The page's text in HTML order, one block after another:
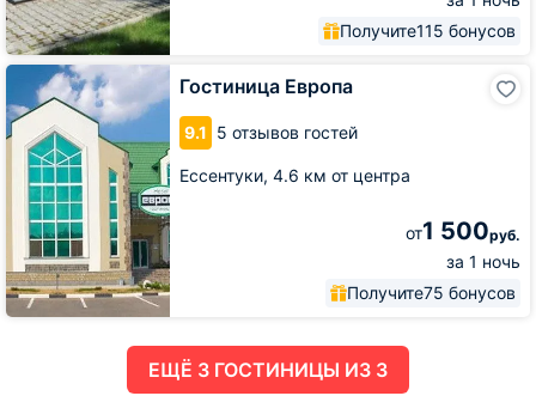
Получите115 бонусов
Гостиница Европа
9.1 5 отзывов гостей
Ессентуки, 4.6 км от центра
от1 500руб.
за 1 ночь
Получите75 бонусов
Гостиница
Европа
ЕЩË 3 ГОСТИНИЦЫ ИЗ 3